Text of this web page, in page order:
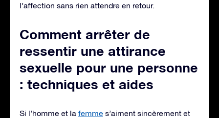
l’affection sans rien attendre en retour.
Comment arrêter de
ressentir une attirance
sexuelle pour une personne
: techniques et aides
Si l’homme et la femme s’aiment sincèrement et